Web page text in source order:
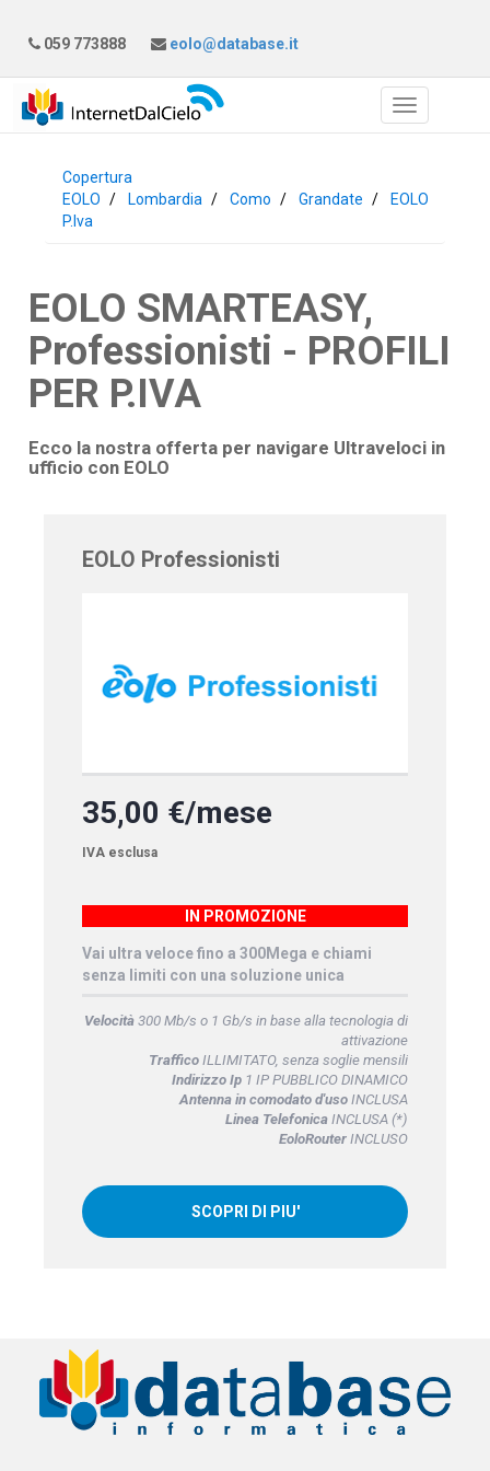
059 773888 eolo@database.it
Copertura
EOLO
Lombardia Como Grandate
EOLO
P.Iva
EOLO SMARTEASY,
Professionisti - PROFILI
PER P.IVA
Ecco la nostra offerta per navigare Ultraveloci in
ufficio con EOLO
EOLO Professionisti
35,00 €/mese
IVA esclusa
IN PROMOZIONE
Vai ultra veloce fino a 300Mega e chiami
senza limiti con una soluzione unica
Velocità300 Mb/s o 1 Gb/s in base alla tecnologia di
attivazione
TrafficoILLIMITATO, senza soglie mensili
Indirizzo Ip1 IP PUBBLICO DINAMICO
Antenna in comodato d'usoINCLUSA
Linea TelefonicaINCLUSA (*)
EoloRouterINCLUSO
SCOPRI DI PIU'